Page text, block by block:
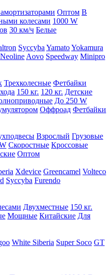
Оптом В
колесами 1000 W
30 км/ч Белые
Syccyba YamatoYokamura
Neoline Aovo Speedway Minipro
Трехколесные Фетбайки
150 кг. 120 кг. Детские
До 250 W
Оффроад Фетбайки
Взрослый Грузовые
Скоростные Кроссовые
Оптом
Xdevice Greencamel Volteco
Syccyba Furendo
Двухместные 150 кг.
Мощные Китайские Для
White Siberia Super Soco GT